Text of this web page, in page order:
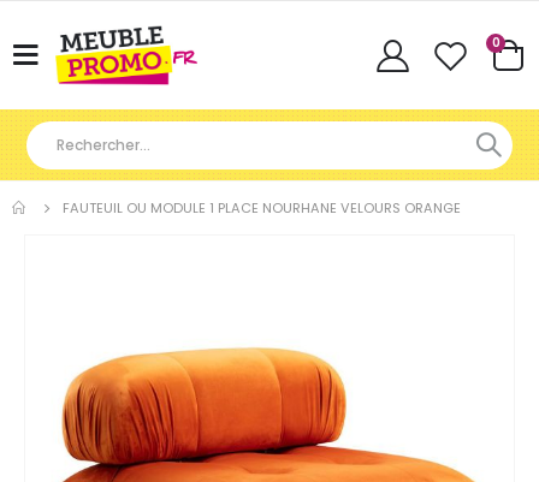
Basculer
Cart
0
FAUTEUIL OU MODULE 1 PLACE NOURHANE VELOURS ORANGE
images
gallery